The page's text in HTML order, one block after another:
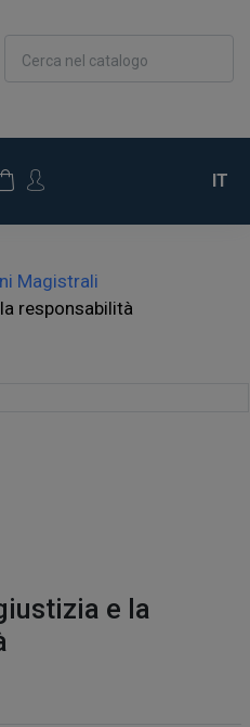
Cerca nel catalogo
IT
Magistrali
responsabilità
e la